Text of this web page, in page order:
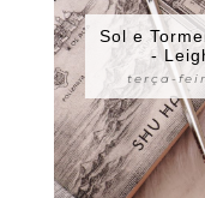
Sol e
-
terça-